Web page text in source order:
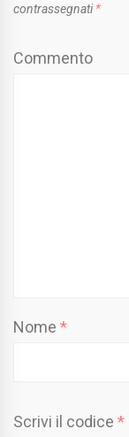
contrassegnati *
Commento
Nome *
Scrivi il codice *